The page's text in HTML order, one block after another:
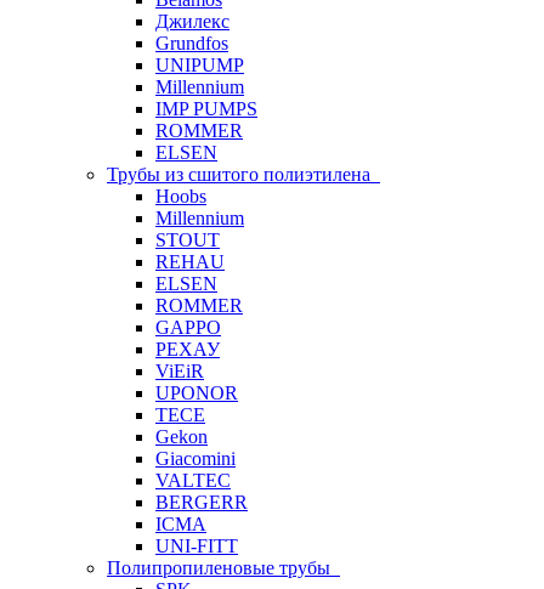
Джилекс
Grundfos
UNIPUMP
Millennium
IMP PUMPS
ROMMER
ELSEN
Трубы из сшитого полиэтилена
Hoobs
Millennium
STOUT
REHAU
ELSEN
ROMMER
GAPPO
РЕХАУ
ViEiR
UPONOR
TECE
Gekon
Giacomini
VALTEC
BERGERR
ICMA
UNI-FITT
Полипропиленовые трубы